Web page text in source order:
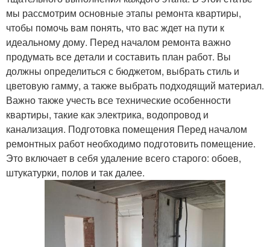
мы рассмотрим основные этапы ремонта квартиры,
чтобы помочь вам понять, что вас ждет на пути к
идеальному дому. Перед началом ремонта важно
продумать все детали и составить план работ. Вы
должны определиться с бюджетом, выбрать стиль и
цветовую гамму, а также выбрать подходящий материал.
Важно также учесть все технические особенности
квартиры, такие как электрика, водопровод и
канализация. Подготовка помещения Перед началом
ремонтных работ необходимо подготовить помещение.
Это включает в себя удаление всего старого: обоев,
штукатурки, полов и так далее.